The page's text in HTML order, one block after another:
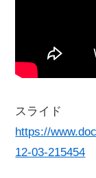
スライド
https://
12-03-215454